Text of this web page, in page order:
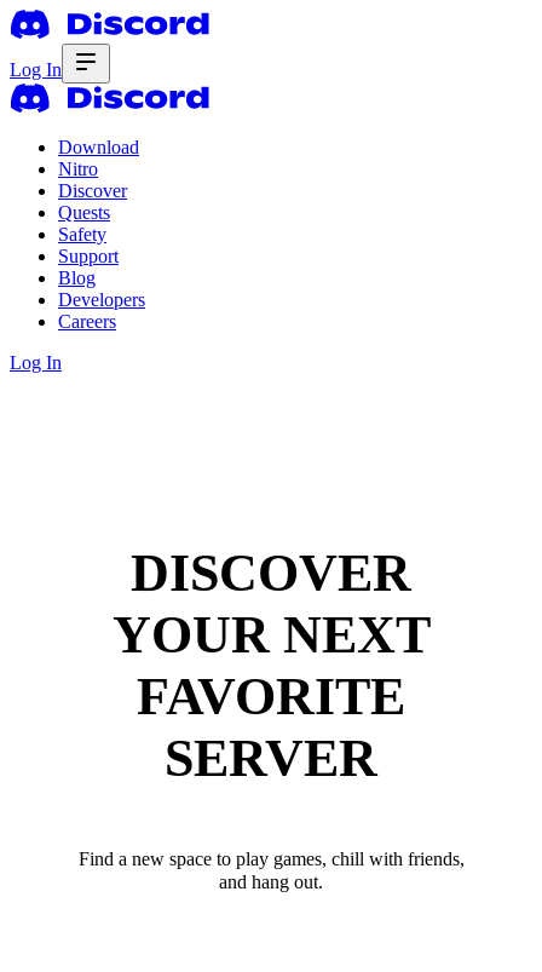
Log In
Download
Nitro
Discover
Quests
Safety
Support
Blog
Developers
Careers
Log In
DISCOVER
YOUR NEXT
FAVORITE
SERVER
Find a new space to play games, chill with friends,
and hang out.